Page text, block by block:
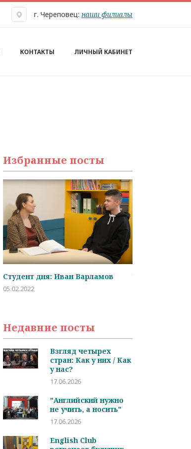
г. Череповец: наши филиалы
КОНТАКТЫ ЛИЧНЫЙ КАБИНЕТ
Избранные посты
Частые вопросы начинающих
студентов
Недавние посты
Взгляд четырех
стран: Как у них / Как
у нас?
17.06.2026
"Английский нужно
не учить, а носить"
17.06.2026
English Club